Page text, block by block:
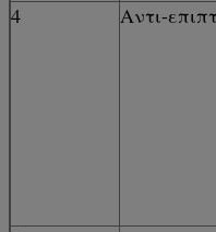
4 Αντι-